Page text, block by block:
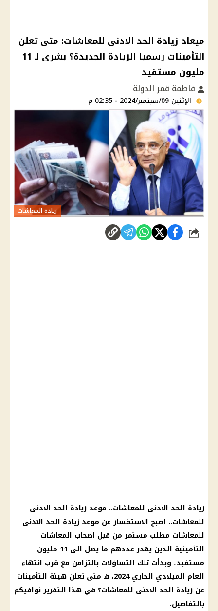
ميعاد زيادة الحد الادنى للمعاشات: متى تعلن
التأمينات رسميا الزيادة الجديدة؟ بشرى لـ 11
مليون مستفيد
فاطمة قمر الدولة
الإثنين 09/سبتمبر/2024 - 02:35 م
زيادة المعاشات
شارك
زيادة الحد الادنى للمعاشات.. موعد زيادة الحد الادنى
للمعاشات.. اصبح الاستفسار عن موعد زيادة الحد الادنى
للمعاشات مطلب مستمر من قبل اصحاب المعاشات
التأمينية الذين يقدر عددهم ما يصل الى 11 مليون
مستفيد، وبدأت تلك التساؤلات بالتزامن مع قرب انتهاء
العام الميلادي الجاري 2024، فـ متى تعلن هيئة
التأمينات
عن زيادة الحد الادنى للمعاشات؟ في هذا التقرير نوافيكم
بالتفاصيل.